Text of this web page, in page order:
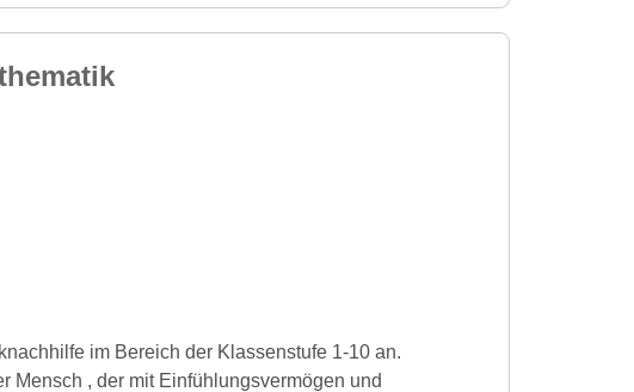
im Bereich der Klassenstufe 1-10 an.
Mensch , der mit Einfühlungsvermögen und